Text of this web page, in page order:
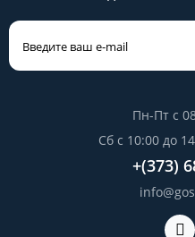
Пн-Пт с
Сб с 10:00 до
+(373)